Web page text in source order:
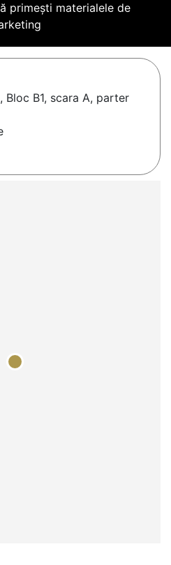
primești materialele de
Bloc B1, scara A, parter